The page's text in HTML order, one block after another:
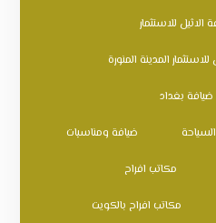
للاستثمار
المدينة المنورة
بغداد
ضيافة ومناسبات
مكاتب افراح
مكاتب افراح بالكويت